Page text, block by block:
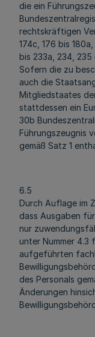
die ein
rechtskräftigen
174c, 176 bis
bis 233a, 234,
Sofern die zu
auch die
Mitgliedstaates
stattdessen ein
30b
Führungszeugnis
gemäß Satz 1
6.5
Durch Auflage im
dass Ausgaben
nur
unter Nummer 4.3
aufgeführten
des Personals
Änderungen